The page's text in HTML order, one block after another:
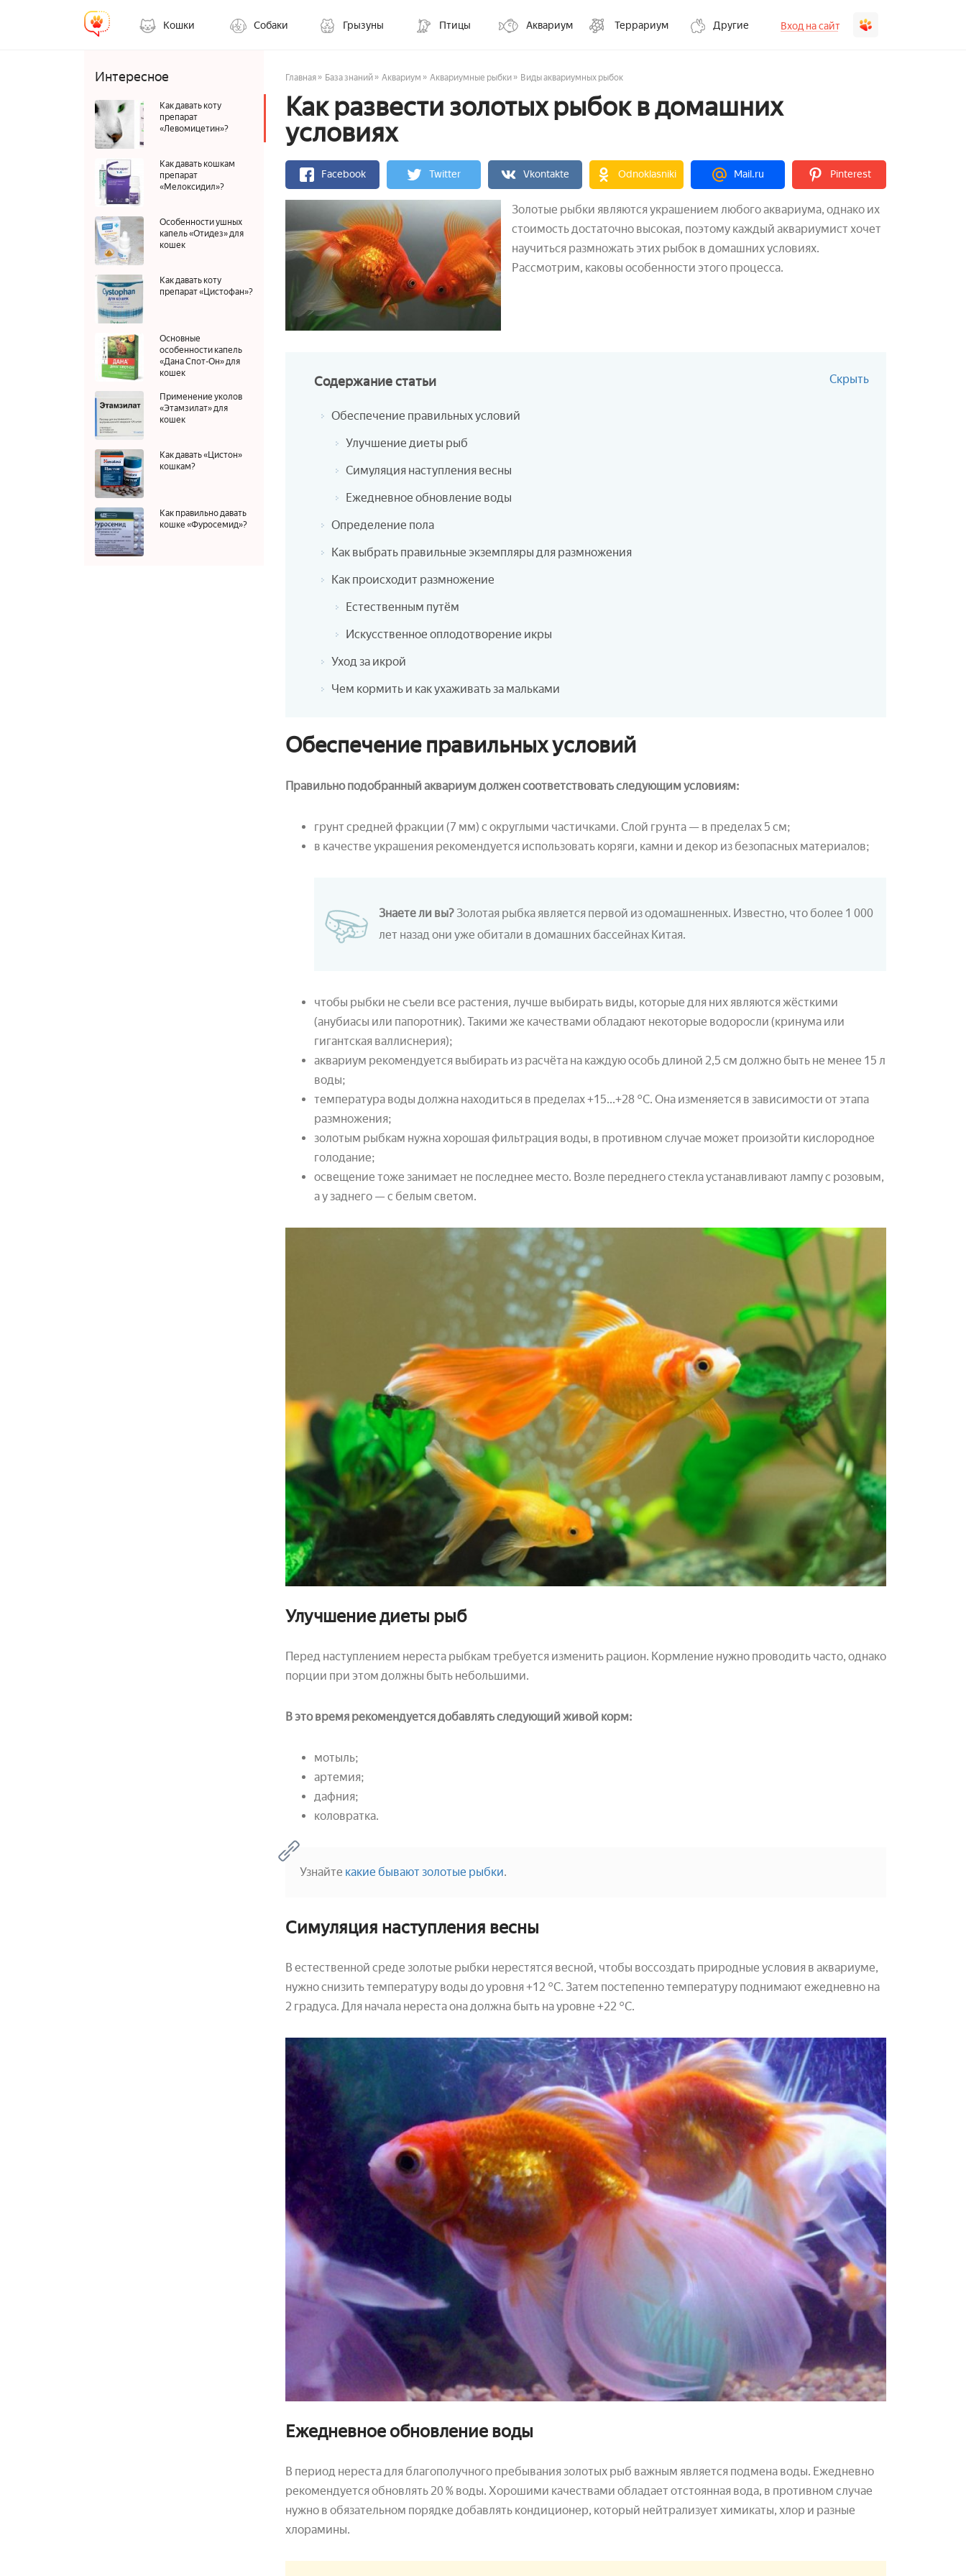
Кошки Собаки Грызуны Птицы Аквариум Террариум Другие Вход на сайт
Интересное
Как давать коту
препарат
«Левомицетин»?
Как давать кошкам
препарат
«Мелоксидил»?
Особенности ушных
капель «Отидез» для
кошек
Как давать коту
препарат «Цистофан»?
Основные
особенности капель
«Дана Спот-Он» для
кошек
Применение уколов
«Этамзилат» для
кошек
Как давать «Цистон»
кошкам?
Как правильно давать
кошке «Фуросемид»?
Главная » База знаний » Аквариум » Аквариумные рыбки » Виды аквариумных рыбок
Как развести золотых рыбок в домашних
условиях
Facebook Twitter Vkontakte Odnoklasniki Mail.ru Pinterest
Золотые рыбки являются украшением любого аквариума, однако их
стоимость достаточно высокая, поэтому каждый аквариумист хочет
научиться размножать этих рыбок в домашних условиях.
Рассмотрим, каковы особенности этого процесса.
Содержаниестатьи Скрыть
Обеспечение правильных условий
Улучшение диеты рыб
Симуляция наступления весны
Ежедневное обновление воды
Определение пола
Как выбрать правильные экземпляры для размножения
Как происходит размножение
Естественным путём
Искусственное оплодотворение икры
Уход за икрой
Чем кормить и как ухаживать за мальками
Обеспечение правильных условий
Правильно подобранный аквариум должен соответствовать следующим условиям:
грунт средней фракции (7 мм) с округлыми частичками. Слой грунта — в пределах 5 см;
в качестве украшения рекомендуется использовать коряги, камни и декор из безопасных материалов;
Знаете ли вы? Золотая рыбка является первой из одомашненных. Известно, что более 1 000
лет назад они уже обитали в домашних бассейнах Китая.
чтобы рыбки не съели все растения, лучше выбирать виды, которые для них являются жёсткими
(анубиасы или папоротник). Такими же качествами обладают некоторые водоросли (кринума или
гигантская валлиснерия);
аквариум рекомендуется выбирать из расчёта на каждую особь длиной 2,5 см должно быть не менее 15 л
воды;
температура воды должна находиться в пределах +15...+28 °С. Она изменяется в зависимости от этапа
размножения;
золотым рыбкам нужна хорошая фильтрация воды, в противном случае может произойти кислородное
голодание;
освещение тоже занимает не последнее место. Возле переднего стекла устанавливают лампу с розовым,
а у заднего — с белым светом.
Улучшение диеты рыб
Перед наступлением нереста рыбкам требуется изменить рацион. Кормление нужно проводить часто, однако
порции при этом должны быть небольшими.
В это время рекомендуется добавлять следующий живой корм:
мотыль;
артемия;
дафния;
коловратка.
Узнайте какие бывают золотые рыбки.
Симуляция наступления весны
В естественной среде золотые рыбки нерестятся весной, чтобы воссоздать природные условия в аквариуме,
нужно снизить температуру воды до уровня +12 °С. Затем постепенно температуру поднимают ежедневно на
2 градуса. Для начала нереста она должна быть на уровне +22 °С.
Ежедневное обновление воды
В период нереста для благополучного пребывания золотых рыб важным является подмена воды. Ежедневно
рекомендуется обновлять 20 % воды. Хорошими качествами обладает отстоянная вода, в противном случае
нужно в обязательном порядке добавлять кондиционер, который нейтрализует химикаты, хлор и разные
хлорамины.